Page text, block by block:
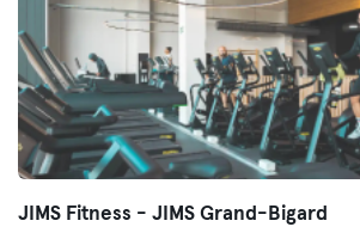
JIMS Fitness - JIMS Grand-Bigard